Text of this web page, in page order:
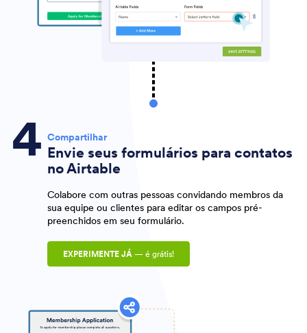
Compartilhar
Envie seus formulários para contatos
no Airtable
Colabore com outras pessoas convidando membros da
sua equipe ou clientes para editar os campos pré-
preenchidos em seu formulário.
EXPERIMENTE JÁ — é grátis!